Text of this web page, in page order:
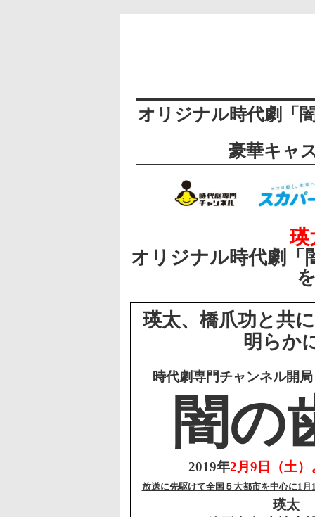
オリジナル時代劇「
豪華キャ
瑛
オリジナル時代劇「
瑛太、橋爪功と共
明らか
時代劇専門チャンネル開
闇の
2019年2月9日（土）
放送に先駆けて全国５大都市を中心に1
瑛太